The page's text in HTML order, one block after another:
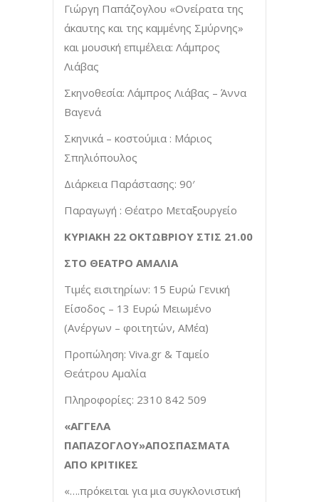
Γιώργη Παπάζογλου «Ονείρατα της
άκαυτης και της καμμένης Σμύρνης»
και μουσική επιμέλεια: Λάμπρος
Λιάβας
Σκηνοθεσία: Λάμπρος Λιάβας – Άννα
Βαγενά
Σκηνικά – κοστούμια : Μάριος
Σπηλιόπουλος
Διάρκεια Παράστασης: 90′
Παραγωγή : Θέατρο Μεταξουργείο
ΚΥΡΙΑΚΗ 22 ΟΚΤΩΒΡΙΟΥ ΣΤΙΣ 21.00
ΣΤΟ ΘΕΑΤΡΟ ΑΜΑΛΙΑ
Τιμές εισιτηρίων: 15 Ευρώ Γενική
Είσοδος – 13 Ευρώ Μειωμένο
(Ανέργων – φοιτητών, ΑΜέα)
Προπώληση: Viva.gr & Ταμείο
Θεάτρου Αμαλία
Πληροφορίες: 2310 842 509
«ΑΓΓΕΛΑ
ΠΑΠΑΖΟΓΛΟΥ»ΑΠΟΣΠΑΣΜΑΤΑ
ΑΠΟ ΚΡΙΤΙΚΕΣ
«….πρόκειται για μια συγκλονιστική